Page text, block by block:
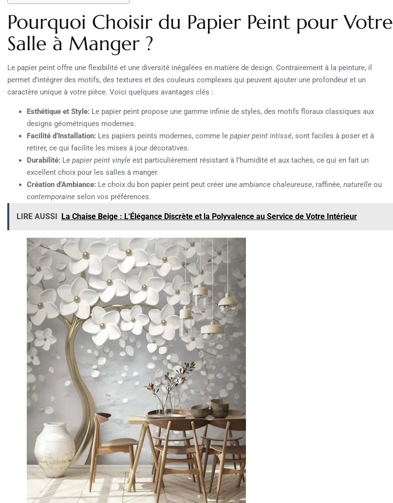
Pourquoi Choisir du Papier Peint pour Votre
Salle à Manger ?
Le papier peint offre une flexibilité et une diversité inégalées en matière de design. Contrairement à la peinture, il
permet d’intégrer des motifs, des textures et des couleurs complexes qui peuvent ajouter une profondeur et un
caractère unique à votre pièce. Voici quelques avantages clés :
Esthétique et Style: Le papier peint propose une gamme infinie de styles, des motifs floraux classiques aux
designs géométriques modernes.
Facilité d’Installation: Les papiers peints modernes, comme le papier peint intissé, sont faciles à poser et à
retirer, ce qui facilite les mises à jour décoratives.
Durabilité: Le papier peint vinyle est particulièrement résistant à l’humidité et aux taches, ce qui en fait un
excellent choix pour les salles à manger.
Création d’Ambiance: Le choix du bon papier peint peut créer une ambiance chaleureuse, raffinée, naturelle ou
contemporaine selon vos préférences.
LIRE AUSSI La Chaise Beige : L'Élégance Discrète et la Polyvalence au Service de Votre Intérieur